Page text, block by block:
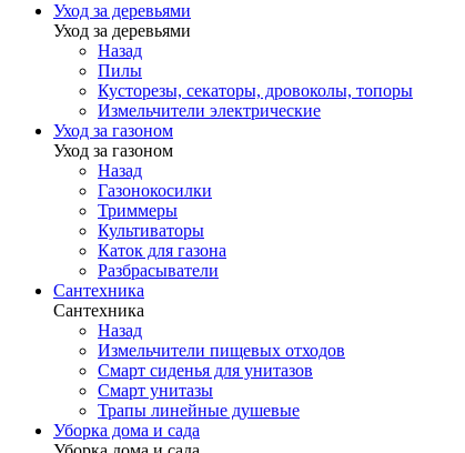
Уход за деревьями
Уход за деревьями
Назад
Пилы
Кусторезы, секаторы, дровоколы, топоры
Измельчители электрические
Уход за газоном
Уход за газоном
Назад
Газонокосилки
Триммеры
Культиваторы
Каток для газона
Разбрасыватели
Сантехника
Сантехника
Назад
Измельчители пищевых отходов
Смарт сиденья для унитазов
Смарт унитазы
Трапы линейные душевые
Уборка дома и сада